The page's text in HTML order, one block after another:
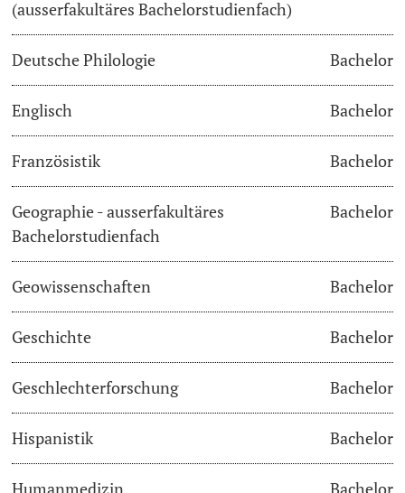
Mobilität
Campus Stories
Hörerinnen/Hörer
Student Life
Beratung & Support
Studienberatung
Studienfinanzierung
Berufseinstieg & Laufbahnberatung
Soziales & Gesundheit
(ausserfakultäres Bachelorstudienfach)
Deutsche Philologie Bachelor
Englisch Bachelor
Französistik Bachelor
Geographie - ausserfakultäres
Bachelorstudienfach
Bachelor
Geowissenschaften Bachelor
Geschichte Bachelor
Geschlechterforschung Bachelor
Hispanistik Bachelor
Humanmedizin Bachelor